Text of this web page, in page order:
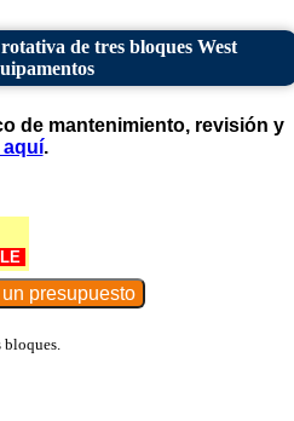
de tres bloques West
de mantenimiento, revisión y
aquí.
bloques.